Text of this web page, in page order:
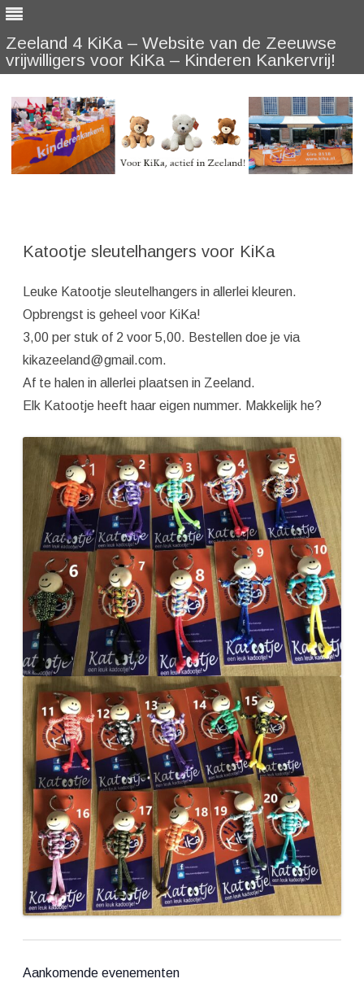
Zeeland 4 KiKa – Website van de Zeeuwse
vrijwilligers voor KiKa – Kinderen Kankervrij!
Katootje sleutelhangers voor KiKa
Leuke Katootje sleutelhangers in allerlei kleuren.
Opbrengst is geheel voor KiKa!
3,00 per stuk of 2 voor 5,00. Bestellen doe je via
kikazeeland@gmail.com.
Af te halen in allerlei plaatsen in Zeeland.
Elk Katootje heeft haar eigen nummer. Makkelijk he?
Aankomende evenementen